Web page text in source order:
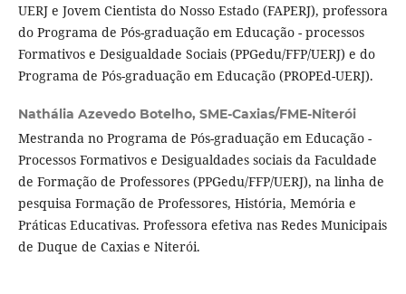
UERJ e Jovem Cientista do Nosso Estado (FAPERJ), professora
do Programa de Pós-graduação em Educação - processos
Formativos e Desigualdade Sociais (PPGedu/FFP/UERJ) e do
Programa de Pós-graduação em Educação (PROPEd-UERJ).
Nathália Azevedo Botelho, SME-Caxias/FME-Niterói
Mestranda no Programa de Pós-graduação em Educação -
Processos Formativos e Desigualdades sociais da Faculdade
de Formação de Professores (PPGedu/FFP/UERJ), na linha de
pesquisa Formação de Professores, História, Memória e
Práticas Educativas. Professora efetiva nas Redes Municipais
de Duque de Caxias e Niterói.